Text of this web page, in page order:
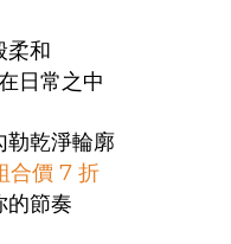
柔和
日常之中
勒乾淨輪廓
合價 7 折
的節奏